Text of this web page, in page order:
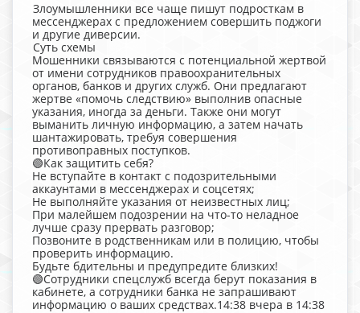
Злоумышленники все чаще пишут подросткам в
мессенджерах с предложением совершить поджоги
и другие диверсии.
Суть схемы
Мошенники связываются с потенциальной жертвой
от имени сотрудников правоохранительных
органов, банков и других служб. Они предлагают
жертве «помочь следствию» выполнив опасные
указания, иногда за деньги. Также они могут
выманить личную информацию, а затем начать
шантажировать, требуя совершения
противоправных поступков.
🟢Как защитить себя?
Не вступайте в контакт с подозрительными
аккаунтами в мессенджерах и соцсетях;
Не выполняйте указания от неизвестных лиц;
При малейшем подозрении на что-то неладное
лучше сразу прервать разговор;
Позвоните в родственникам или в полицию, чтобы
проверить информацию.
Будьте бдительны и предупредите близких!
🟢Сотрудники спецслужб всегда берут показания в
кабинете, а сотрудники банка не запрашивают
информацию о ваших средствах.14:38 вчера в 14:38